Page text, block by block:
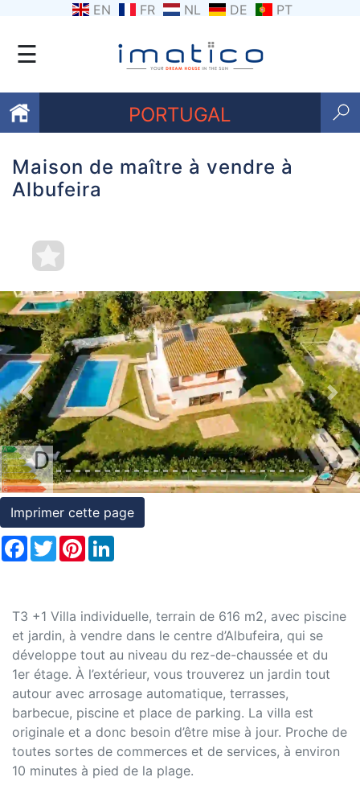
EN FR NL DE PT
☰
PORTUGAL
Favoris
nous
Contactez
nous
Termes
et
conditions
Témoignages
Conseils
Juridiques
Maison de maître à vendre à
Albufeira
Previous Next
Imprimer cette page
Facebook
TwitterPinterest
T3 +1 Villa individuelle, terrain de 616 m2, avec piscine
et jardin, à vendre dans le centre d’Albufeira, qui se
développe tout au niveau du rez-de-chaussée et du
1er étage. À l’extérieur, vous trouverez un jardin tout
autour avec arrosage automatique, terrasses,
barbecue, piscine et place de parking. La villa est
originale et a donc besoin d’être mise à jour. Proche de
toutes sortes de commerces et de services, à environ
10 minutes à pied de la plage.